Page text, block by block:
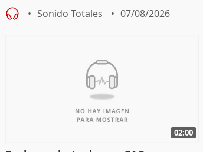
entrada masiva
Sonido Totales 07/08/2026
02:00